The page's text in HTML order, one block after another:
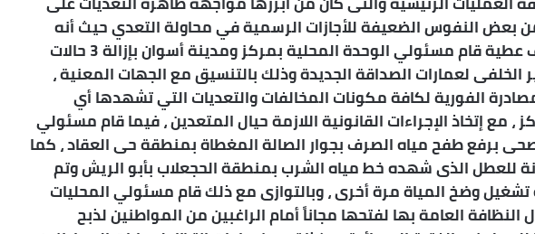
من بعض النفوس الضعيفة للأجازات الرسمية في محاولة التعدي حيث أنه
بناءاً على تكليفات اللواء أشرف عطية قام مسئولي الوحدة المحلية بمركز ومدينة أسوان بإزالة 3 حالات
450 م2 بالظهير الخلفى لعمارات الصداقة الجديدة وذلك بالتنسيق مع الجهات المعنية ،
الفورية لكافة مكونات المخالفات والتعديات التي تشهدها أي
مع إتخاذ الإجراءات القانونية اللازمة حيال المتعدين ، فيما قام مسئولي
برفع طفح مياه الصرف بجوار الصالة المغطاة بمنطقة حى العقاد ، كما
للعطل الذى شهده خط مياه الشرب بمنطقة الحجعلاب بأبو الريش وتم
وضخ المياة مرة أخرى ، وبالتوازى مع ذلك قام مسئولي المحليات
النظافة العامة بها لفتحها مجاناً أمام الراغبين من المواطنين لذبح